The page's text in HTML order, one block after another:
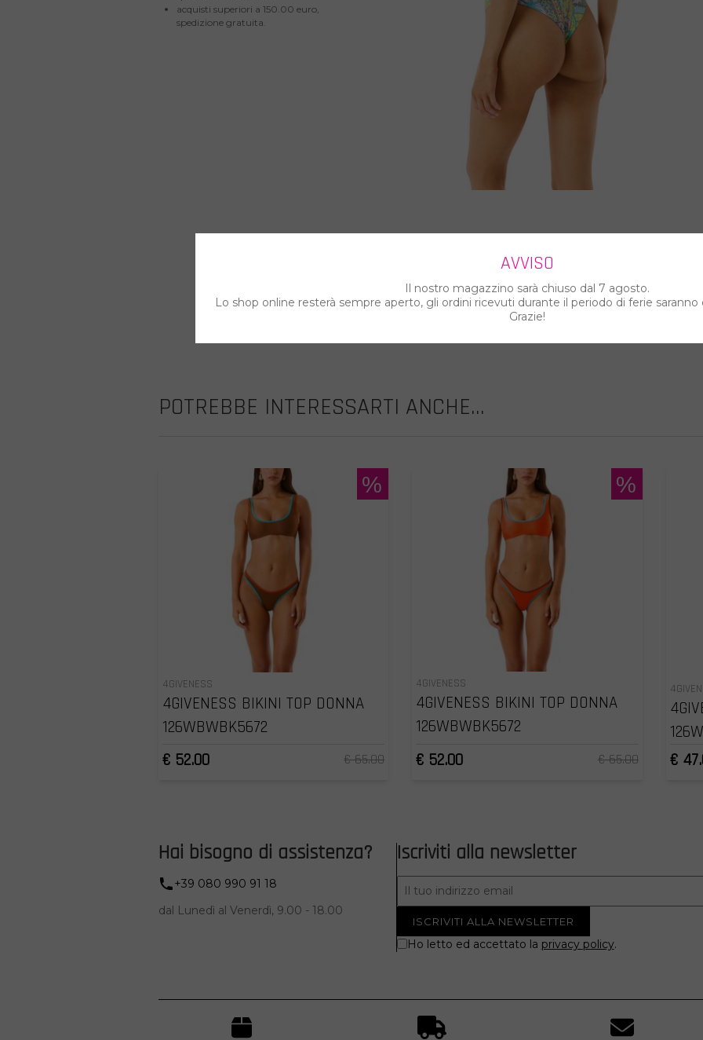
acquisti superiori a 150.00 euro,
spedizione gratuita.
POTREBBE INTERESSARTI ANCHE...
4GIVENESS
4GIVENESS BIKINI TOP DONNA
126WBWBK5672
€ 52.00
€ 65.00
%
4GIVENESS
4GIVENESS BIKINI TOP DONNA
126WBWBK5672
€ 52.00
€ 65.00
%
€
Hai bisogno di assistenza?
+39 080 990 91 18
dal Lunedì al Venerdì, 9.00 - 18.00
Iscriviti alla newsletter
Ho letto ed accettato la privacy policy.
AVVISO
Il nostro magazzino sarà chiuso dal 7 agosto.
Lo shop online resterà sempre aperto, gli ordini ricevuti durante il periodo di ferie saranno
Grazie!